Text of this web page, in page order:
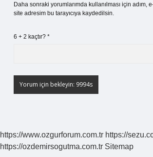
Daha sonraki yorumlarımda kullanılması için adım,
site adresim bu tarayıcıya kaydedilsin.
6 + 2 kaçtır? *
https://www.ozgurforum.com.tr https://
https://ozdemirsogutma.com.tr Sitemap